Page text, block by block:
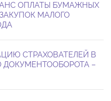
ОПЛАТЫ БУМАЖНЫХ
МАЛОГО
СТРАХОВАТЕЛЕЙ В
–